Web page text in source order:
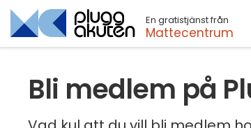
En gratistjänst från
Mattecentrum
Bli medlem på
Sök